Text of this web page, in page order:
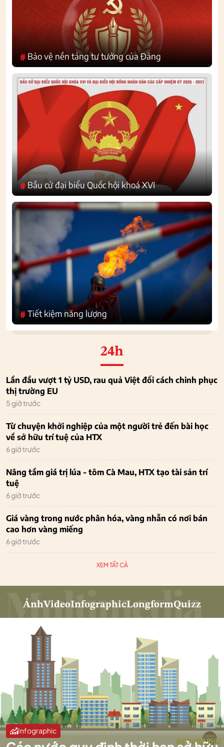
# Bảo vệ nền tảng tư tưởng của Đảng
#Bầu cử đại biểu Quốc hội khoá XVI
#Tiết kiệm năng lượng
24h
Lần đầu vượt 1 tỷ USD, rau quả Việt đổi cách chinh phục
thị trường EU
5 giờ trước
Từ chuyện khởi nghiệp của một người trẻ đến bài học
về sở hữu trí tuệ của HTX
6 giờ trước
Nâng tầm giá trị lúa - tôm Cà Mau, HTX tạo tài sản trí
tuệ
6 giờ trước
Giá vàng trong nước phân hóa, vàng nhẫn có nơi bán
cao hơn vàng miếng
6 giờ trước
XEM TẤT CẢ
ẢnhVideoInfographicLongformQuizz
Infographic